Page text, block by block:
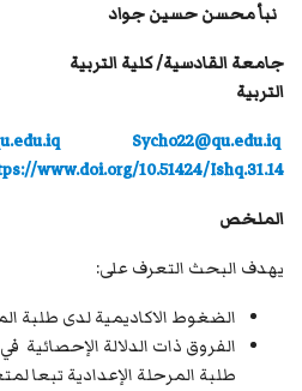
نبأ محسن حسين جواد أ.د
جامعة القادسية/ كلية التربية
التربية
Sycho22@qu.edu.iq
www.doi.org/10.51424/Ishq.31.14
الملخص
يهدف البحث التعرف على:
الضغوط الاكاديمية لدى طلبة
الفروق ذات الدلالة الإحصائية
طلبة المرحلة الإعدادية تبعا